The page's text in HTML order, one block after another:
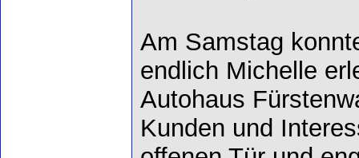
Am Samstag
endlich Michelle
Autohaus
Kunden und